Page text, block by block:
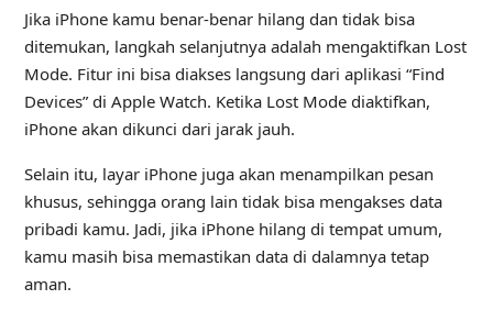
Jika iPhone kamu benar-benar hilang dan tidak bisa
ditemukan, langkah selanjutnya adalah mengaktifkan Lost
Mode. Fitur ini bisa diakses langsung dari aplikasi “Find
Devices” di Apple Watch. Ketika Lost Mode diaktifkan,
iPhone akan dikunci dari jarak jauh.
Selain itu, layar iPhone juga akan menampilkan pesan
khusus, sehingga orang lain tidak bisa mengakses data
pribadi kamu. Jadi, jika iPhone hilang di tempat umum,
kamu masih bisa memastikan data di dalamnya tetap
aman.